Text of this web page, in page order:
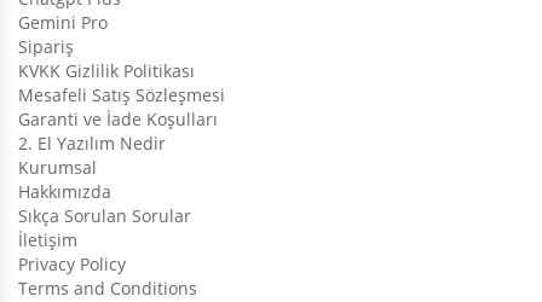
Gemini Pro
Sipariş
KVKK Gizlilik Politikası
Mesafeli Satış Sözleşmesi
Garanti ve İade Koşulları
2. El Yazılım Nedir
Kurumsal
Hakkımızda
Sıkça Sorulan Sorular
İletişim
Privacy Policy
Terms and Conditions